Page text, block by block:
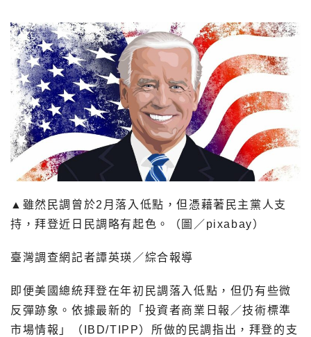
▲雖然民調曾於2月落入低點，但憑藉著民主黨人支
持，拜登近日民調略有起色。（圖／pixabay）
臺灣調查網記者譚英瑛／綜合報導
即便美國總統拜登在年初民調落入低點，但仍有些微
反彈跡象。依據最新的「投資者商業日報／技術標準
市場情報」（IBD/TIPP）所做的民調指出，拜登的支